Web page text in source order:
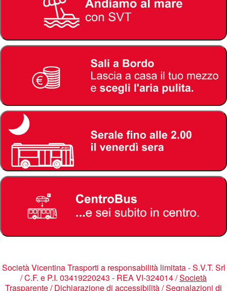
Società Vicentina Trasporti a responsabilità limitata - S.V.T. Srl
/ C.F. e P.I. 03419220243 - REA VI-324014 /Società
Trasparente/Dichiarazione di accessibilità/Segnalazioni di